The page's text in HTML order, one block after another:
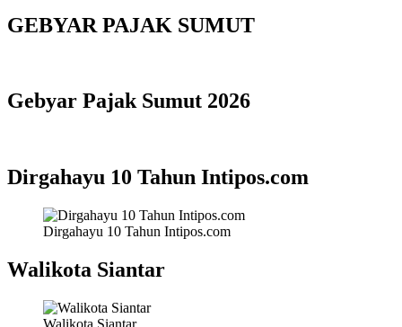
GEBYAR PAJAK SUMUT
Gebyar Pajak Sumut 2026
Dirgahayu 10 Tahun Intipos.com
Dirgahayu 10 Tahun Intipos.com
Walikota Siantar
Walikota Siantar